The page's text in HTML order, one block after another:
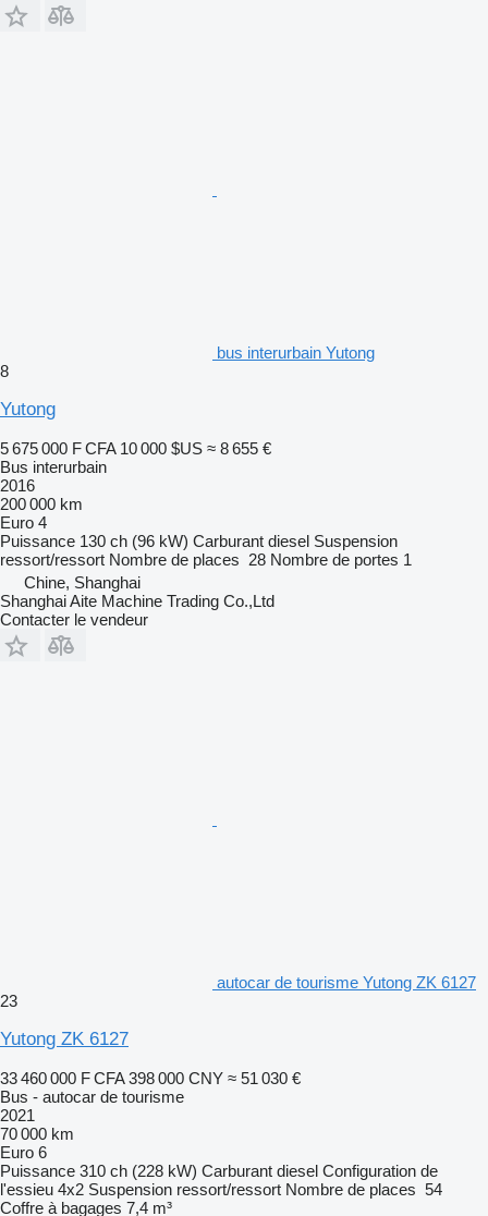
bus interurbain Yutong
8
Yutong
5 675 000 F CFA 10 000 $US ≈ 8 655 €
Bus interurbain
2016
200 000 km
Euro 4
Puissance 130 ch (96 kW) Carburant diesel Suspension
ressort/ressort Nombre de places 28 Nombre de portes 1
Chine, Shanghai
Shanghai Aite Machine Trading Co.,Ltd
Contacter le vendeur
autocar de tourisme Yutong ZK 6127
23
Yutong ZK 6127
33 460 000 F CFA 398 000 CNY ≈ 51 030 €
Bus - autocar de tourisme
2021
70 000 km
Euro 6
Puissance 310 ch (228 kW) Carburant diesel Configuration de
l'essieu 4x2 Suspension ressort/ressort Nombre de places 54
Coffre à bagages 7,4 m³